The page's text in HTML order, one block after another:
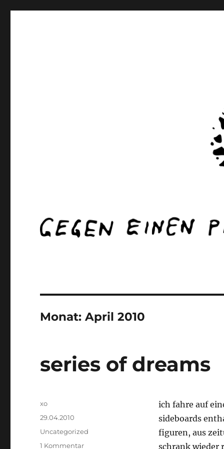
Monat:April 2010
series of dreams
ich fahre auf
sideboards
figuren, aus
schrank wieder
Autor
xo
Veröffentlicht
am
29.04.2010
Kategorien
Uncategorized
1 Kommentarzu